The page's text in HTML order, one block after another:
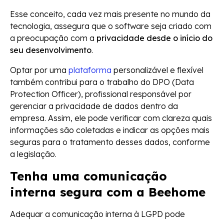
Esse conceito, cada vez mais presente no mundo da
tecnologia, assegura que o software seja criado com
a preocupação com a privacidade desde o início do
seu desenvolvimento.
Optar por uma plataforma personalizável e flexível
também contribui para o trabalho do DPO (Data
Protection Officer), profissional responsável por
gerenciar a privacidade de dados dentro da
empresa. Assim, ele pode verificar com clareza quais
informações são coletadas e indicar as opções mais
seguras para o tratamento desses dados, conforme
a legislação.
Tenha uma comunicação
interna segura com a Beehome
Adequar a comunicação interna à LGPD pode